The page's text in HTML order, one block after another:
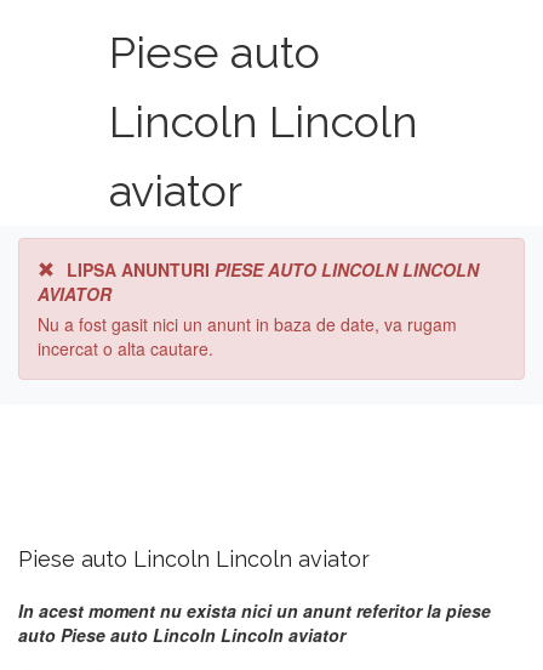
Piese auto
Lincoln Lincoln
aviator
LIPSA ANUNTURI PIESE AUTO LINCOLN LINCOLN
AVIATOR
Nu a fost gasit nici un anunt in baza de date, va rugam
incercat o alta cautare.
Piese auto Lincoln Lincoln aviator
In acest moment nu exista nici un anunt referitor la piese
auto Piese auto Lincoln Lincoln aviator